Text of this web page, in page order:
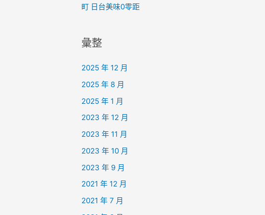
町 日台美味0零距
彙整
2025 年 12 月
2025 年 8 月
2025 年 1 月
2023 年 12 月
2023 年 11 月
2023 年 10 月
2023 年 9 月
2021 年 12 月
2021 年 7 月